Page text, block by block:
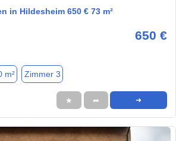
in Hildesheim 650 € 73 m²
650 €
m² Zimmer 3
★ ➦ ➜